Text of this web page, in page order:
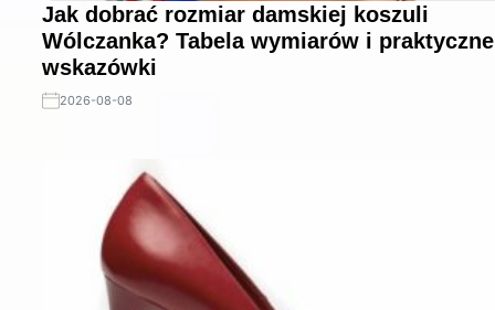
Jak dobrać rozmiar damskiej koszuli
Wólczanka? Tabela wymiarów i praktyczne
wskazówki
2026-08-08